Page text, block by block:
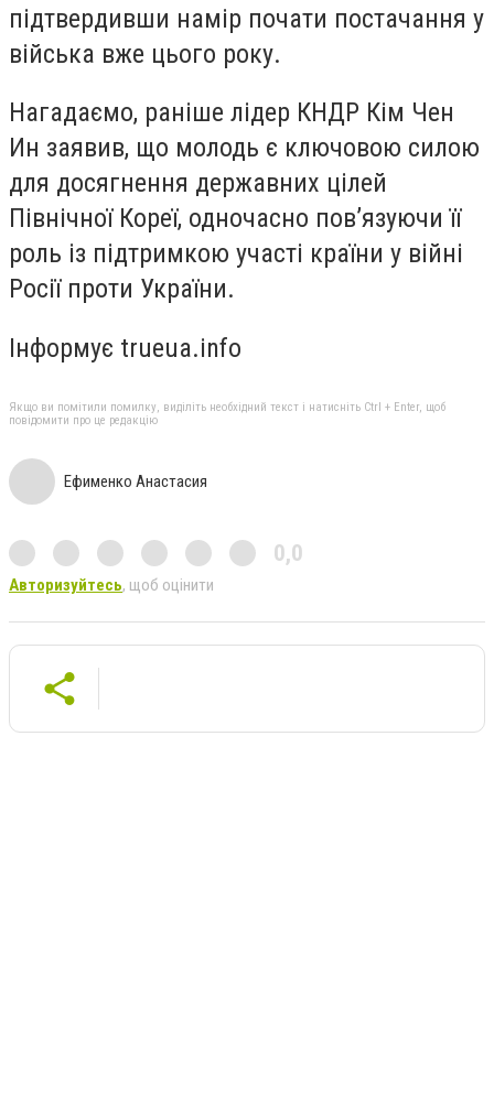
підтвердивши намір почати постачання у
війська вже цього року.
Нагадаємо, раніше лідер КНДР Кім Чен
Ин заявив, що молодь є ключовою силою
для досягнення державних цілей
Північної Кореї, одночасно пов’язуючи її
роль із підтримкою участі країни у війні
Росії проти України.
Інформує trueua.info
Якщо ви помітили помилку, виділіть необхідний текст і натисніть Ctrl + Enter, щоб
повідомити про це редакцію
Ефименко Анастасия
0,0
Авторизуйтесь, щоб оцінити